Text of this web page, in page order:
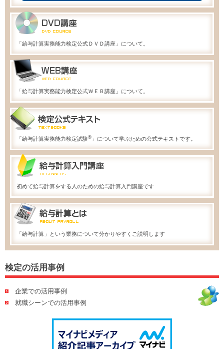
「給与計算実務能力検定公式ＤＶＤ講座」について。
「給与計算実務能力検定公式ＷＥＢ講座」について。
「給与計算実務能力検定試験® 」について学ぶための公式テキストです。
初めて給与計算をする人のための給与計算入門講座です
「給与計算」という業務について分かりやすくご説明します
検定の活用事例
企業での活用事例
就職シーンでの活用事例